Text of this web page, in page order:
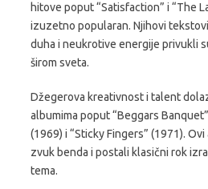
hitove poput “Satisfaction” i “The
izuzetno popularan. Njihovi
duha i neukrotive energije privukli
širom sveta.
Džegerova kreativnost i talent
albumima poput “Beggars
(1969) i “Sticky Fingers” (1971).
zvuk benda i postali klasični rok
tema.